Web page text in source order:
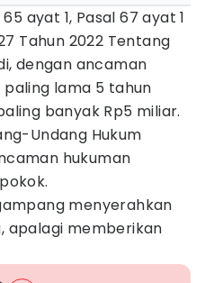
ayat 1, Pasal 67 ayat 1
Tahun 2022 Tentang
dengan ancaman
lama 5 tahun
banyak Rp5 miliar.
Undang Hukum
hukuman
menyerahkan
apalagi memberikan